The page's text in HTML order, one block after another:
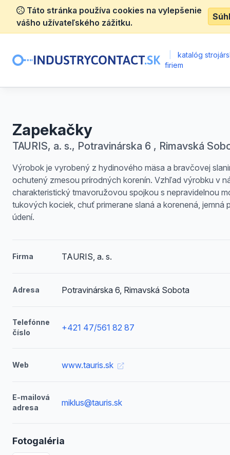
Táto stránka používa cookies na vylepšenie
vášho užívateľského zážitku.
katalóg
firiem
Zapekačky
TAURIS, a. s., Potravinárska 6 , Rimavská
Výrobok je vyrobený z hydinového mäsa a bravčovej
ochutený zmesou prírodných korenín. Vzhľad výrobku v
charakteristický tmavoružovou spojkou s nepravidelnou
tukových kociek, chuť primerane slaná a korenená, jemná
údení.
Firma TAURIS, a. s.
Adresa Potravinárska 6, Rimavská Sobota
Telefónne
číslo
+421 47/561 82 87
Web www.tauris.sk
E-mailová
adresa
miklus@tauris.sk
Fotogaléria